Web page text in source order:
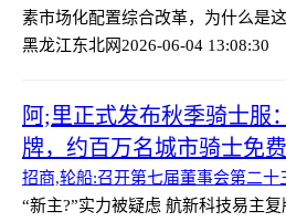
素市场化配置综合改革，为什么是这
黑龙江东北网2026-06-04 13:08:30
阿;里正式发布秋季骑士服
牌，约百万名城市骑士免
招商,轮船:召开第七届董事会第二十
“新主?”实力被疑虑 航新科技易主